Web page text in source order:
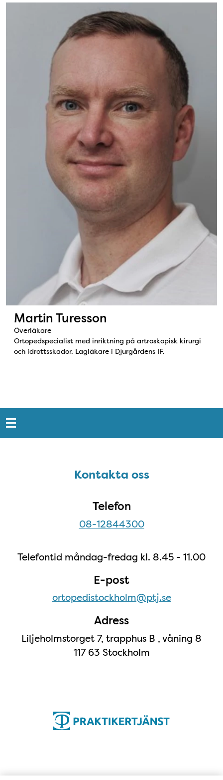
Bild: Martin Turesson
Martin Turesson
Överläkare
Ortopedspecialist med inriktning på artroskopisk kirurgi
och idrottsskador. Lagläkare i Djurgårdens IF.
Snabblänkar
Kontakta ossKontakta oss
Telefon
08-12844300
Telefontid måndag-fredag kl. 8.45 - 11.00
E-post
ortopedistockholm@ptj.se
Adress
Liljeholmstorget 7, trapphus B , våning 8
117 63 Stockholm
Karta